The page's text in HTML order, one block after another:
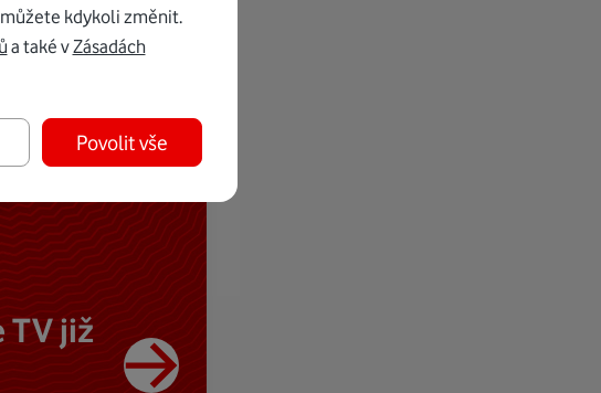
TV již
kdykoli změnit.
a také vZásadách
Povolit vše